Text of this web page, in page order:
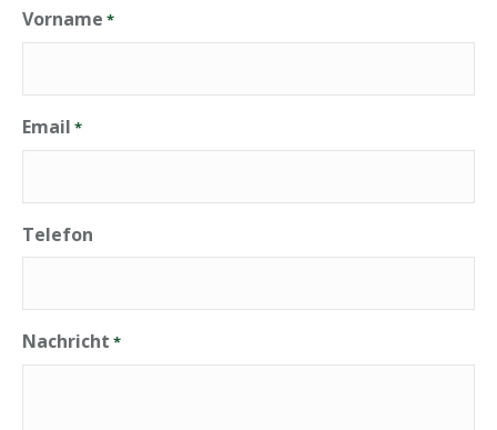
Vorname *
Email *
Telefon
Nachricht *